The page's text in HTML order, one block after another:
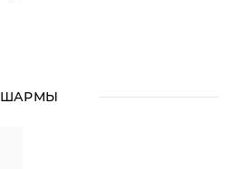
ШАРМЫ